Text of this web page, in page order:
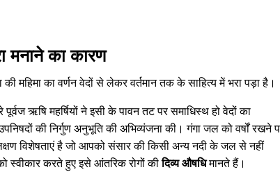
मनाने का कारण
महिमा का वर्णन वेदों से लेकर वर्तमान तक के साहित्य में भरा पड़ा है।
ऋषि महर्षियों ने इसी के पावन तट पर समाधिस्थ हो वेदों का
की निर्गुण अनुभूति की अभिव्यंजना की। गंगा जल को वर्षों रखने
विशेषताएं है जो आपको संसार की किसी अन्य नदी के जल से नहीं
स्वीकार करते हुए इसे आंतरिक रोगों कीदिव्य औषधिमानते हैं।